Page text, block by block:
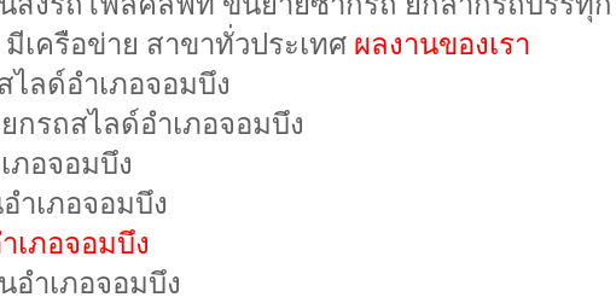
เครือข่าย สาขาทั่วประเทศ ผลงานของเรา
ลด์อำเภอจอมบึง
กรถสไลด์อำเภอจอมบึง
ภอจอมบึง
ำเภอจอมบึง
เภอจอมบึง
อำเภอจอมบึง